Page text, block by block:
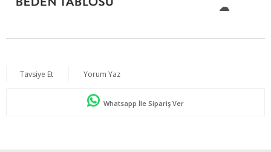
Tavsiye Et Yorum Yaz
Whatsapp İle Sipariş Ver